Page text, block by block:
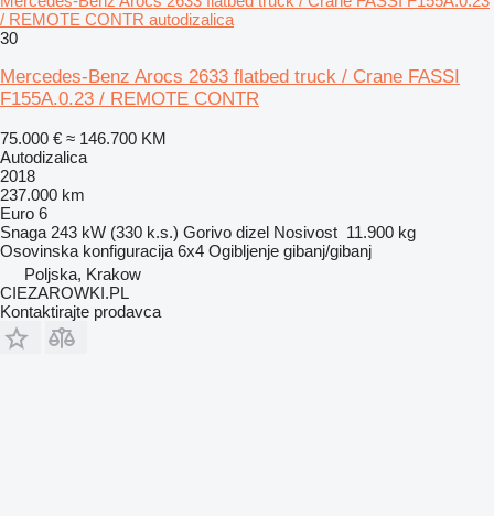
/ REMOTE CONTR autodizalica
30
Mercedes-Benz Arocs 2633 flatbed truck / Crane FASSI
F155A.0.23 / REMOTE CONTR
75.000 € ≈ 146.700 KM
Autodizalica
2018
237.000 km
Euro 6
Snaga 243 kW (330 k.s.) Gorivo dizel Nosivost 11.900 kg
Osovinska konfiguracija 6x4 Ogibljenje gibanj/gibanj
Poljska, Krakow
CIEZAROWKI.PL
Kontaktirajte prodavca